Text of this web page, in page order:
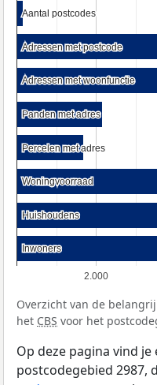
2.000
Aantal postcodes
Aantal postcodes
Adressen met postcode
Adressen met postcode
Adressen met woonfunctie
Adressen met woonfunctie
Panden met adres
Panden met adres
Percelen met adres
Percelen met adres
Woningvoorraad
Woningvoorraad
Huishoudens
Huishoudens
Inwoners
Inwoners
Overzicht van de
het CBS voor het
Op deze pagina vind je
postcodegebied 2987,